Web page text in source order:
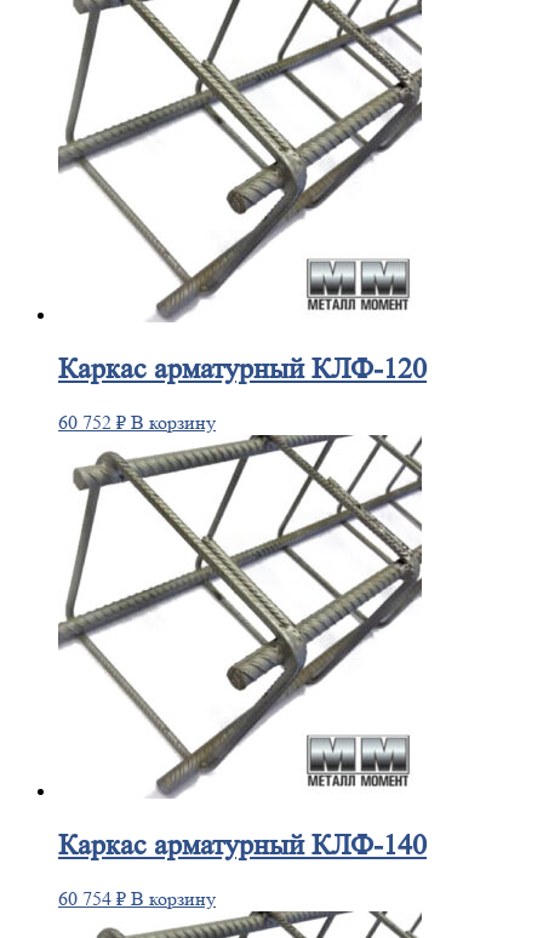
Каркас арматурный КЛФ-120
60 752 ₽ В корзину
Каркас арматурный КЛФ-140
60 754 ₽ В корзину